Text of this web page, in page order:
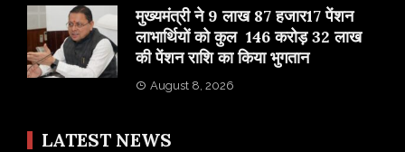
मुख्यमंत्री ने 9 लाख 87 हजार17 पेंशन
लाभार्थियों को कुल 146 करोड़ 32 लाख
की पेंशन राशि का किया भुगतान
August 8, 2026
LATEST NEWS